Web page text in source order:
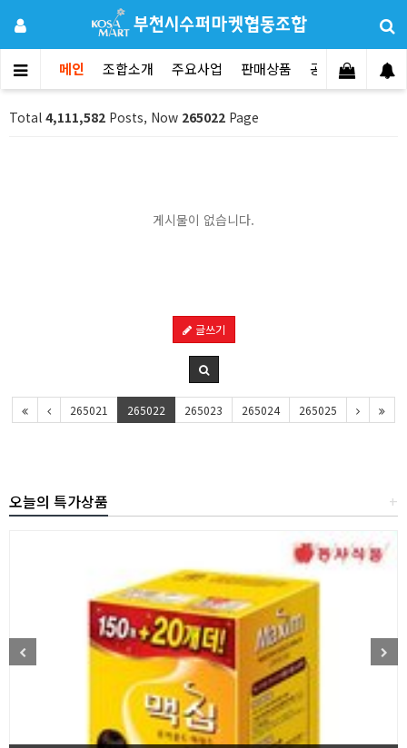
메인 조합소개 주요사업 판매상품 공지사항 문
Total 4,111,582 Posts, Now 265022 Page
게시물이 없습니다.
글쓰기
265021 265022 265023 265024 265025
+
오늘의 특가상품